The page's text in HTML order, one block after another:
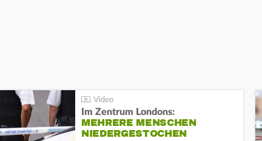
Im Zentrum Londons:
MEHRERE MENSCHEN
NIEDERGESTOCHEN